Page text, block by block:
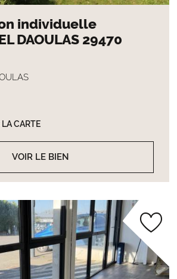
individuelle
DAOULAS 29470
VOIR LE BIEN
CARTE